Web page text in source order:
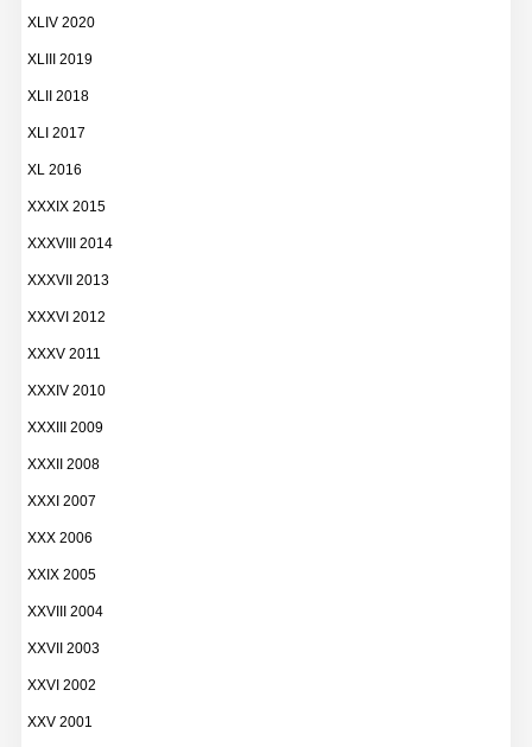
XLIV 2020
XLIII 2019
XLII 2018
XLI 2017
XL 2016
XXXIX 2015
XXXVIII 2014
XXXVII 2013
XXXVI 2012
XXXV 2011
XXXIV 2010
XXXIII 2009
XXXII 2008
XXXI 2007
XXX 2006
XXIX 2005
XXVIII 2004
XXVII 2003
XXVI 2002
XXV 2001